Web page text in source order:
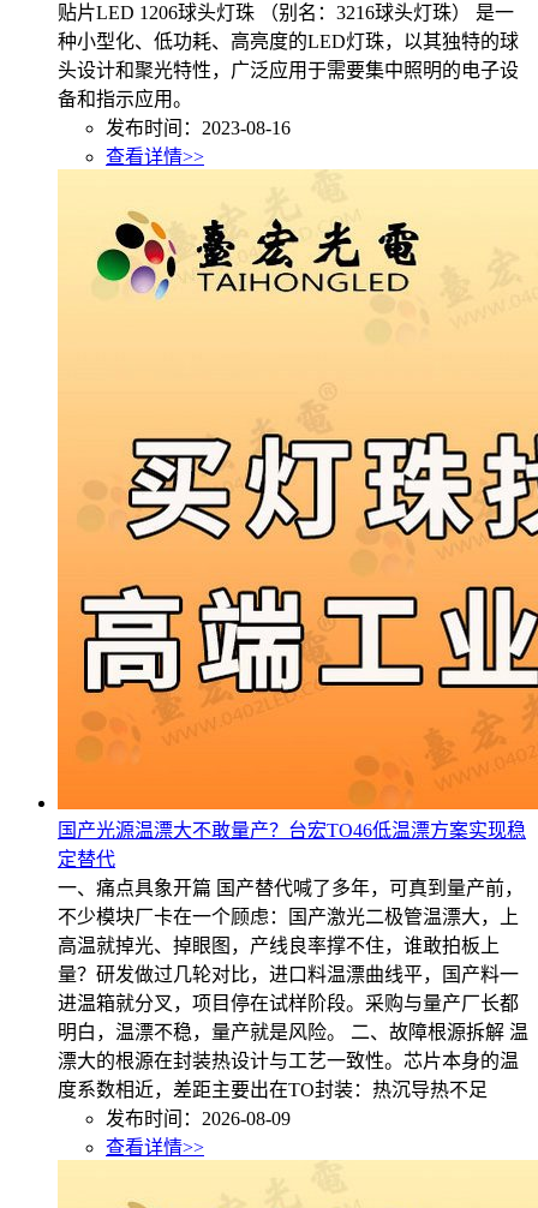
贴片LED 1206球头灯珠 （别名：3216球头灯珠） 是一
种小型化、低功耗、高亮度的LED灯珠，以其独特的球
头设计和聚光特性，广泛应用于需要集中照明的电子设
备和指示应用。
发布时间：2023-08-16
查看详情>>
国产光源温漂大不敢量产？台宏TO46低温漂方案实现稳
定替代
一、痛点具象开篇 国产替代喊了多年，可真到量产前，
不少模块厂卡在一个顾虑：国产激光二极管温漂大，上
高温就掉光、掉眼图，产线良率撑不住，谁敢拍板上
量？研发做过几轮对比，进口料温漂曲线平，国产料一
进温箱就分叉，项目停在试样阶段。采购与量产厂长都
明白，温漂不稳，量产就是风险。 二、故障根源拆解 温
漂大的根源在封装热设计与工艺一致性。芯片本身的温
度系数相近，差距主要出在TO封装：热沉导热不足
发布时间：2026-08-09
查看详情>>